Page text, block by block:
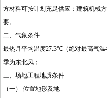
方材料可按计划充足供应；建筑机械
要。
二、气象条件
最热月平均温度27.3℃（绝对最高气温
季为东北风；
三、场地工程地质条件
（一） 位置地形及地